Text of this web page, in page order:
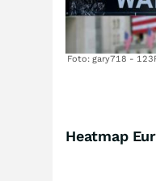
Foto: gary718 -
Heatmap